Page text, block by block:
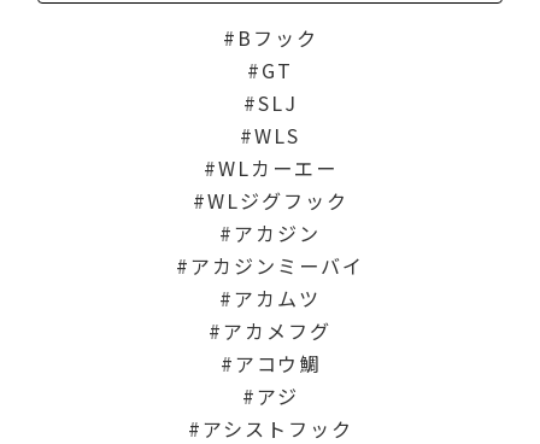
Bフック
GT
SLJ
WLS
WLカーエー
WLジグフック
アカジン
アカジンミーバイ
アカムツ
アカメフグ
アコウ鯛
アジ
アシストフック